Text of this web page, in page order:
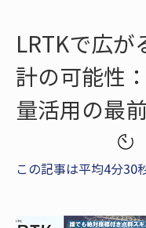
LRTKで広が
計の可能性
量活用の最
この記事は平均4分30